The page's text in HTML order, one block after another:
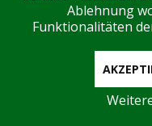
Tags Unterstützen
Aktuell sind 75 Gäste
Ablehnung
Funktionalitäten